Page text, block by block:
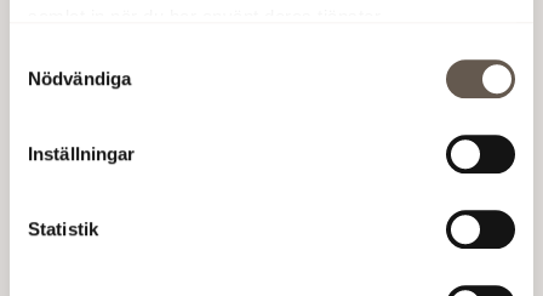
Nödvändiga
Inställningar
Statistik